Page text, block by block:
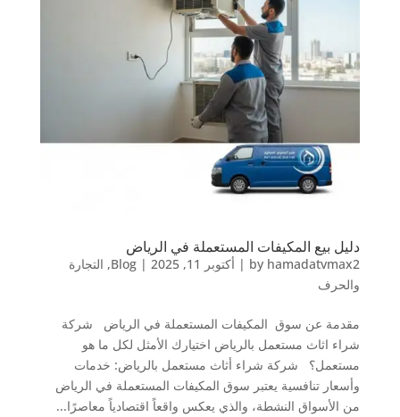
دليل بيع المكيفات المستعملة في الرياض
by hamadatvmax2
| أكتوبر 11, 2025 |
Blog
, التجارة
والحرف
مقدمة عن سوق المكيفات المستعملة في الرياض شركة
شراء اثاث مستعمل بالرياض اختيارك الأمثل لكل ما هو
مستعمل؟ شركة شراء أثاث مستعمل بالرياض: خدمات
وأسعار تنافسية يعتبر سوق المكيفات المستعملة في الرياض
من الأسواق النشطة، والذي يعكس واقعاً اقتصادياً معاصرًا...